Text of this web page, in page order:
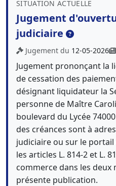
SITUATION ACTUELLE
Jugement
judiciaire
Jugement du 12-05-2026
Jugement prononçant la
de cessation des
désignant liquidateur la
personne de Maître
boulevard du Lycée
des créances sont à
judiciaire ou sur le
les articles L. 814-2 et L.
commerce dans les deux
présente publication.